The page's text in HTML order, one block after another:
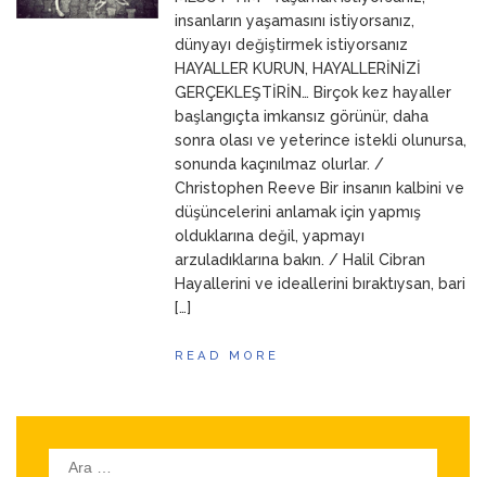
23 Mart 2026 ANNEMinsanların yaşamasını istiyorsanız,
dünyayı değiştirmek istiyorsanız
HAYALLER KURUN, HAYALLERİNİZİ
GERÇEKLEŞTİRİN… Birçok kez hayaller
başlangıçta imkansız görünür, daha
sonra olası ve yeterince istekli olunursa,
sonunda kaçınılmaz olurlar. /
Christophen Reeve Bir insanın kalbini ve
düşüncelerini anlamak için yapmış
olduklarına değil, yapmayı
arzuladıklarına bakın. / Halil Cibran
Hayallerini ve ideallerini bıraktıysan, bari
[…]
READ MORE
Arama: